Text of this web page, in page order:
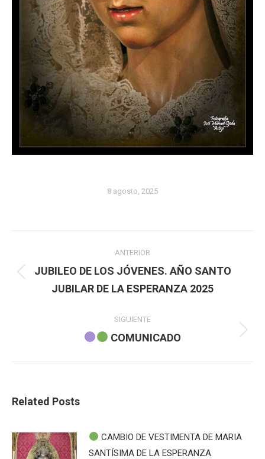
8 agosto, 2025
entre
publicaciones
ANTERIOR
Publicación
anterior:
JUBILEO DE LOS JÓVENES. AÑO SANTO
JUBILAR DE LA ESPERANZA 2025
SIGUIENTE
Publicación
COMUNICADO
Related Posts
CAMBIO DE VESTIMENTA DE MARIA
SANTÍSIMA DE LA ESPERANZA